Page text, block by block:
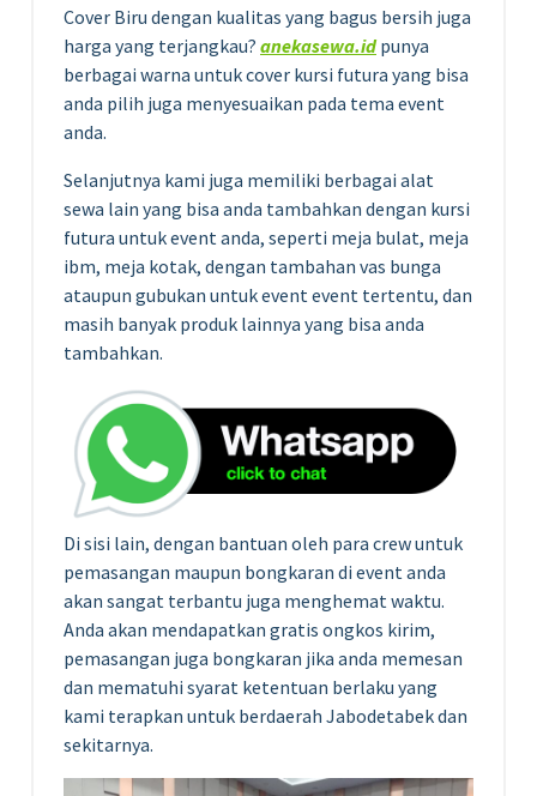
Cover Biru dengan kualitas yang bagus bersih juga
harga yang terjangkau? anekasewa.idpunya
berbagai warna untuk cover kursi futura yang bisa
anda pilih juga menyesuaikan pada tema event
anda.
Selanjutnya kami juga memiliki berbagai alat
sewa lain yang bisa anda tambahkan dengan kursi
futura untuk event anda, seperti meja bulat, meja
ibm, meja kotak, dengan tambahan vas bunga
ataupun gubukan untuk event event tertentu, dan
masih banyak produk lainnya yang bisa anda
tambahkan.
Di sisi lain, dengan bantuan oleh para crew untuk
pemasangan maupun bongkaran di event anda
akan sangat terbantu juga menghemat waktu.
Anda akan mendapatkan gratis ongkos kirim,
pemasangan juga bongkaran jika anda memesan
dan mematuhi syarat ketentuan berlaku yang
kami terapkan untuk berdaerah Jabodetabek dan
sekitarnya.